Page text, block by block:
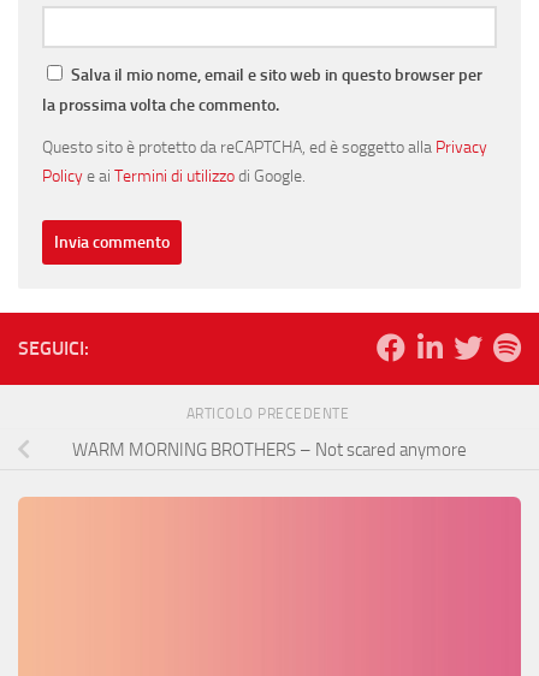
Salva il mio nome, email e sito web in questo browser per
la prossima volta che commento.
Questo sito è protetto da reCAPTCHA, ed è soggetto alla Privacy
Policye ai Termini di utilizzodi Google.
SEGUICI:
ARTICOLO PRECEDENTE
WARM MORNING BROTHERS – Not scared anymore